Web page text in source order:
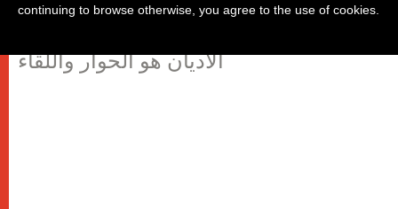
الأديان هو الحوار واللقاء
continuing to browse otherwise, you agree to the use of cookies.